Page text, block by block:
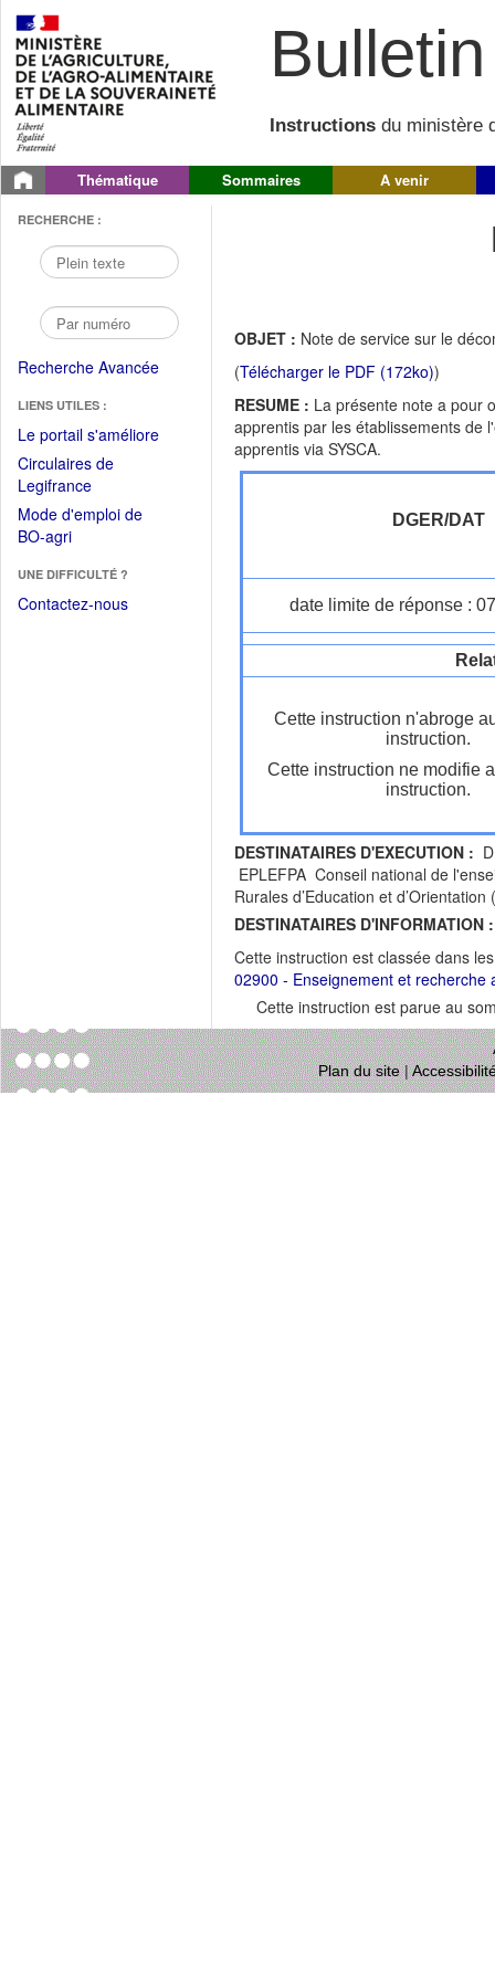
Instructions du ministère
Thématique Sommaires A venir
RECHERCHE :
Recherche Avancée
LIENS UTILES :
Le portail s'améliore(Fichier
Circulaires de
Legifrance(Ouvrir
dans
une
fenêtre)
Mode d'emploi de
BO-agri(Ouvrir
une
nouvelle
UNE DIFFICULTÉ ?
Contactez-nous
OBJET : Note de service sur le
(Télécharger le PDF (172ko))
RESUME : La présente note a pour
apprentis par les établissements de
apprentis via SYSCA.
DGER/DAT
date limite de réponse :
Cette instruction n'abroge
instruction.
Cette instruction ne modifie
instruction.
DESTINATAIRES D'EXECUTION :
EPLEFPA Conseil national de
Rurales d’Education et
DESTINATAIRES D'INFORMATION :
Cette instruction est classée dans
02900 - Enseignement et recherche
Cette instruction est parue au
Plan du site|